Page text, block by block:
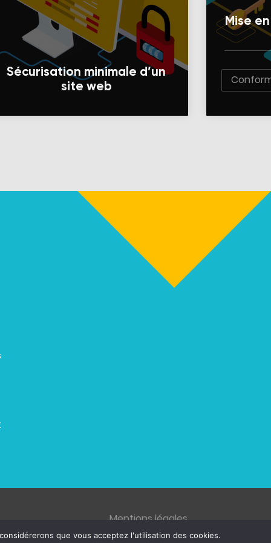
Sécurisation minimale d’un
site web
Mise
Mentions légales
que vous acceptez l'utilisation des cookies.